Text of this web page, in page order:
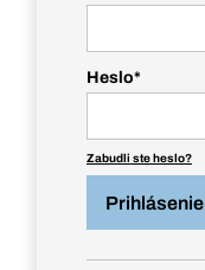
Heslo*
Zabudli ste heslo?
Prihlásenie